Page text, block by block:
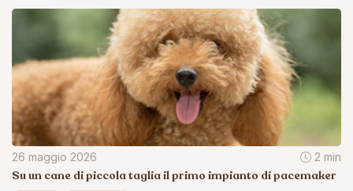
26 maggio 2026 2 min
Su un cane di piccola taglia il primo impianto di pacemaker